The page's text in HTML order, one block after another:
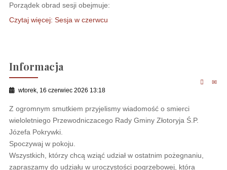
Porządek obrad sesji obejmuje:
Czytaj więcej: Sesja w czerwcu
Informacja
wtorek, 16 czerwiec 2026 13:18
Z ogromnym smutkiem przyjelismy wiadomość o smierci
wieloletniego Przewodniczacego Rady Gminy Złotoryja Ś.P.
Józefa Pokrywki.
Spoczywaj w pokoju.
Wszystkich, którzy chcą wziąć udział w ostatnim pożegnaniu,
zapraszamy do udziału w uroczystości pogrzebowej, która